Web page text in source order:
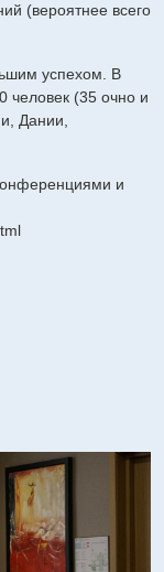
(вероятнее всего
успехом. В
человек (35 очно и
Дании,
и